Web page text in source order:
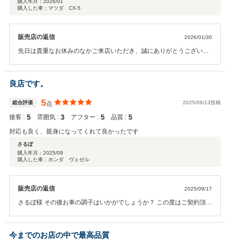
購入年月： 2026/01
購入した車：マツダ CX-5
販売店の返信 2026/01/30
先日は貴重なお休みのなかご来店いただき、誠にありがとうございま
ーサービスに関しても誠意をもってご対応させていただいておりま
す。お客様にあったお車のご提案と、その後のお車のメンテナンスを
引き続きさせていただきます。今後ともお気軽に弊社にお越しくださ
いませ。宜しくお願い致します。
良店です。
総合評価 5点 2025/09/13投稿
接客 : 5 雰囲気 : 3 アフター : 5 品質 : 5
対応も良く、親身になってくれて良かったです
さるぼ
購入年月： 2025/09
購入した車：ホンダ ヴェゼル
販売店の返信 2025/09/17
さるぼ様 その後お車の調子はいかがでしょうか？ この度はご契約頂き
チコミを頂き、大変うれしく思います。 お客様に喜んで頂けること
が、何よりも私共の励みになります。車内外のクリーニングやお車の
細部に渡るご説明も、今後より一層社員全員で徹底させたいと思って
今までのお店の中で最高品質